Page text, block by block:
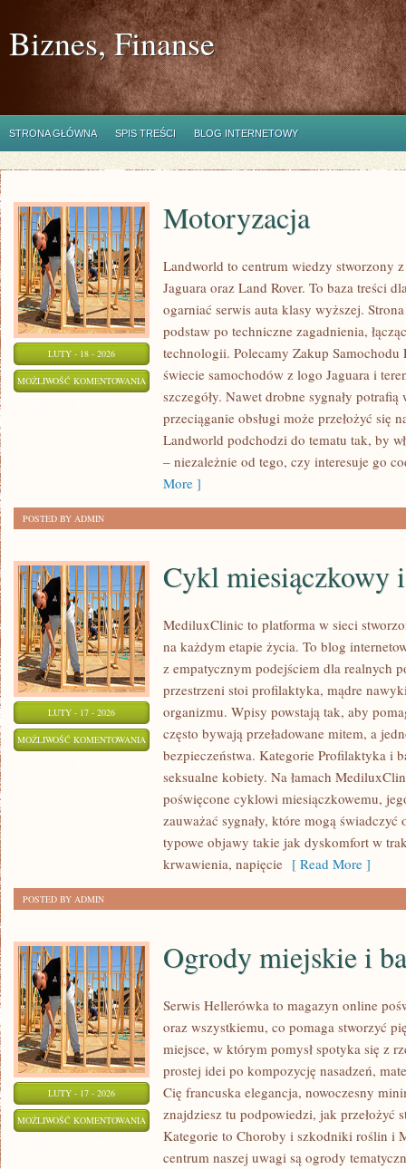
Biznes, Finanse
STRONA GŁÓWNA SPIS TREŚCI BLOG INTERNETOWY
LUTY - 18 - 2026
MOŻLIWOŚĆ KOMENTOWANIA MOTORYZACJA
Motoryzacja
Landworld to centrum wiedzy stworzony
Jaguara oraz Land Rover. To baza treści
ogarniać serwis auta klasy wyższej.
podstaw po techniczne zagadnienia,
technologii. Polecamy Zakup
świecie samochodów z logo Jaguara i
szczegóły. Nawet drobne sygnały
przeciąganie obsługi może przełożyć się
Landworld podchodzi do tematu tak, by
– niezależnie od tego, czy interesuje go
More ]
POSTED BY ADMIN
LUTY - 17 - 2026
MOŻLIWOŚĆ KOMENTOWANIA CYKL
MIESIĄCZKOWY
ZABURZENIA
Cykl miesiączkowy
MediluxClinic to platforma w sieci
na każdym etapie życia. To blog
z empatycznym podejściem dla realnych
przestrzeni stoi profilaktyka, mądre
organizmu. Wpisy powstają tak, aby
często bywają przeładowane mitem, a
bezpieczeństwa. Kategorie Profilaktyka i
seksualne kobiety. Na łamach
poświęcone cyklowi miesiączkowemu,
zauważać sygnały, które mogą
typowe objawy takie jak dyskomfort w
krwawienia, napięcie [ Read More ]
POSTED BY ADMIN
LUTY - 17 - 2026
MOŻLIWOŚĆ KOMENTOWANIA OGRODY
MIEJSKIE
Ogrody miejskie i
Serwis Hellerówka to magazyn online
oraz wszystkiemu, co pomaga stworzyć
miejsce, w którym pomysł spotyka się z
prostej idei po kompozycję nasadzeń,
Cię francuska elegancja, nowoczesny
znajdziesz tu podpowiedzi, jak przełożyć
Kategorie to Choroby i szkodniki roślin i
centrum naszej uwagi są ogrody